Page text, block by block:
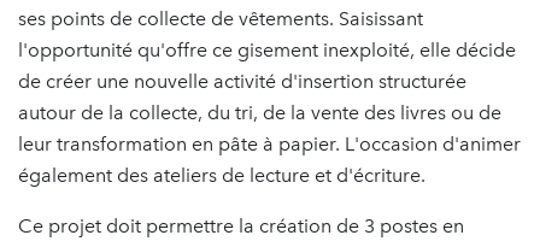
ses points de collecte de vêtements. Saisissant
l'opportunité qu'offre ce gisement inexploité, elle décide
de créer une nouvelle activité d'insertion structurée
autour de la collecte, du tri, de la vente des livres ou de
leur transformation en pâte à papier. L'occasion d'animer
également des ateliers de lecture et d'écriture.
Ce projet doit permettre la création de 3 postes en